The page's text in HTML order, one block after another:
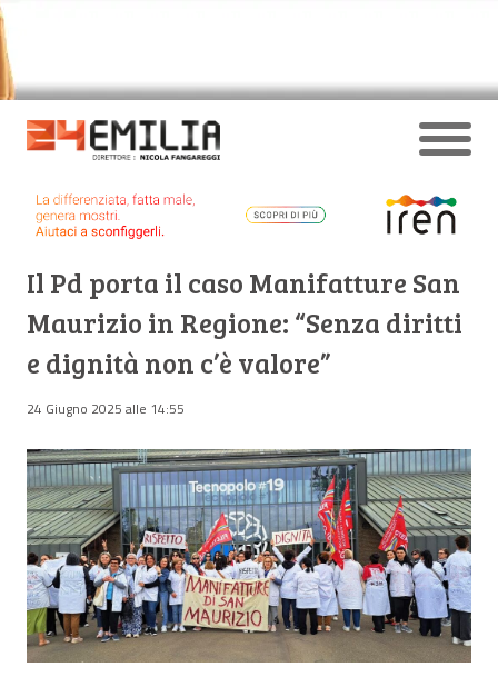
Il Pd porta il caso Manifatture San
Maurizio in Regione: “Senza diritti
e dignità non c’è valore”
24 Giugno 2025 alle 14:55